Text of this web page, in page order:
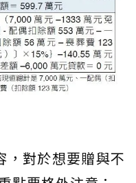
，對於想要贈與不